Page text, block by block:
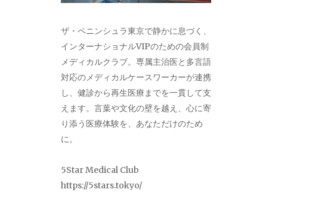
ザ・ペニンシュラ東京で静かに息づく、
インターナショナルVIPのための会員制
メディカルクラブ。専属主治医と多言語
対応のメディカルケースワーカーが連携
し、健診から再生医療までを一貫して支
えます。言葉や文化の壁を越え、心に寄
り添う医療体験を、あなただけのため
に。
5Star Medical Club
https://5stars.tokyo/